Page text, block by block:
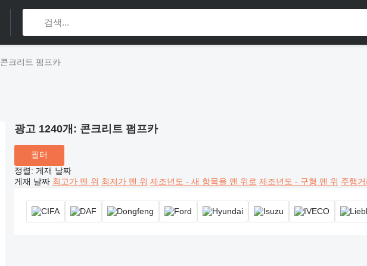
콘크리트 펌프카
광고 1240개: 콘크리트 펌프카
필터
정렬: 게재 날짜
게재 날짜 최고가 맨 위 최저가 맨 위 제조년도 - 새 항목을 맨 위로 제조년도 - 구형 맨 위 주행